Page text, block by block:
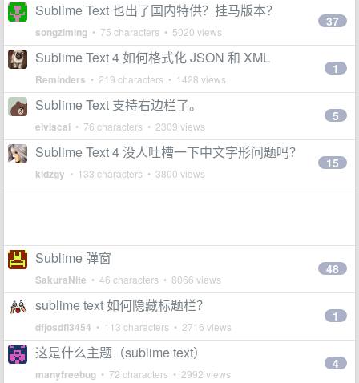
Sublime Text 也出了国内特供？挂马版本？
songziming • 75 characters • 5020 views
37
Sublime Text 4 如何格式化 JSON 和 XML
Reminders • 219 characters • 1428 views
1
Sublime Text 支持右边栏了。
elviscai • 76 characters • 2309 views
5
Sublime Text 4 没人吐槽一下中文字形问题吗？
kidzgy • 133 characters • 3800 views
15
Sublime 弹窗
SakuraNite • 46 characters • 8066 views
48
sublime text 如何隐藏标题栏？
dfjosdfi3454 • 113 characters • 2716 views
1
这是什么主题（sublime text）
manyfreebug • 72 characters • 2992 views
4